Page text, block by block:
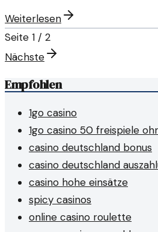
Weiterlesen
Seite 1 / 2
Nächste
Empfohlen
1go casino
1go casino 50 freispiele
casino deutschland bonus
casino deutschland
casino hohe einsätze
spicy casinos
online casino roulette